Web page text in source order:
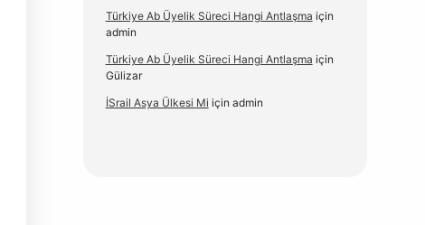
Türkiye Ab Üyelik Süreci Hangi Antlaşma için
admin
Türkiye Ab Üyelik Süreci Hangi Antlaşma için
Gülizar
İSrail Asya Ülkesi Mi için admin